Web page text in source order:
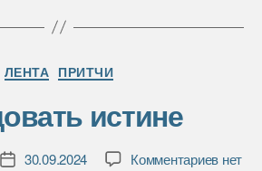
Рубрики
ЛЕНТА ПРИТЧИ
истине
Дата30.09.2024 Комментариевкнет